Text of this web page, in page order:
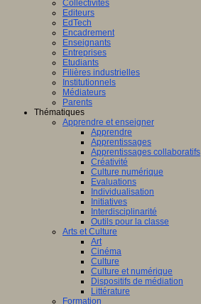
Collectivités
Editeurs
EdTech
Encadrement
Enseignants
Entreprises
Etudiants
Filières industrielles
Institutionnels
Médiateurs
Parents
Thématiques
Apprendre et enseigner
Apprendre
Apprentissages
Apprentissages collaboratifs
Créativité
Culture numérique
Evaluations
Individualisation
Initiatives
Interdisciplinarité
Outils pour la classe
Arts et Culture
Art
Cinéma
Culture
Culture et numérique
Dispositifs de médiation
Littérature
Formation